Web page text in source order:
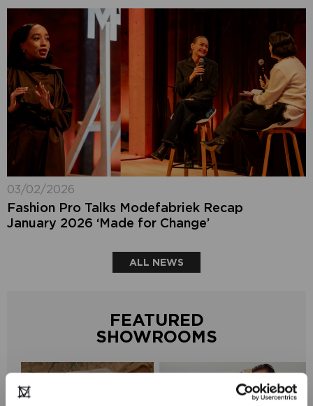
03/02/2026
Fashion Pro Talks Modefabriek Recap
January 2026 ‘Made for Change’
ALL NEWS
FEATURED
SHOWROOMS